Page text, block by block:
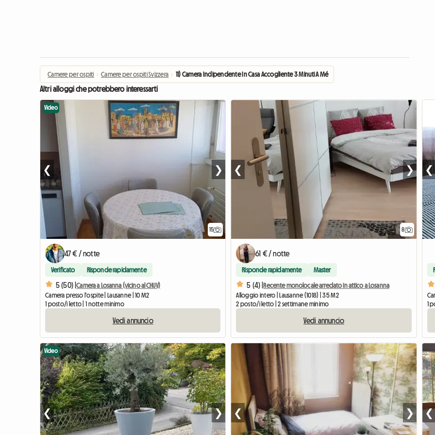
Camere per ospiti › Camere per ospiti Svizzera › 11) Camera Indipendente In Casa Accogliente 3 Minuti A Métrro M2
Altri alloggi che potrebbero interessarti
15
Video
❮ ❯
47 € / notte
Verificato Risponde rapidamente
5 (50) |Camera a Losanna (vicino al CHUV)
Camera presso l'ospite | Lausanne | 10 M2
1 posto/i letto | 1 notte minimo
Vedi annuncio
8
❮ ❯
61 € / notte
Risponde rapidamente Master
5 (4) |Recente monolocale arredato in attico a Losanna
Alloggio intero | Lausanne (1018) | 35 M2
2 posto/i letto | 2 settimane minimo
Vedi annuncio
❮
1
Video
❮ ❯ ❮ ❯ ❮